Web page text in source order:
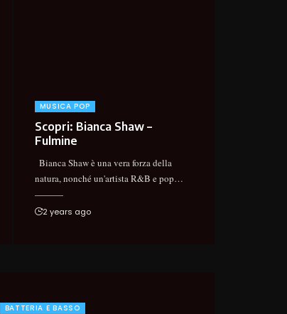
MUSICA POP
Scopri: Bianca Shaw –
Fulmine
Bianca Shaw è una vera forza della
natura, nonché un'artista R&B e pop…
2 years ago
BATTERIA E BASSO